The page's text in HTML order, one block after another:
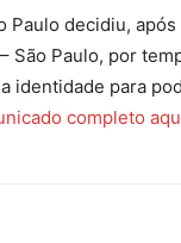
Paulo decidiu,
São Paulo, por
identidade para
completo